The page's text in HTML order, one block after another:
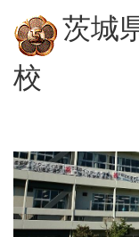
茨城
校